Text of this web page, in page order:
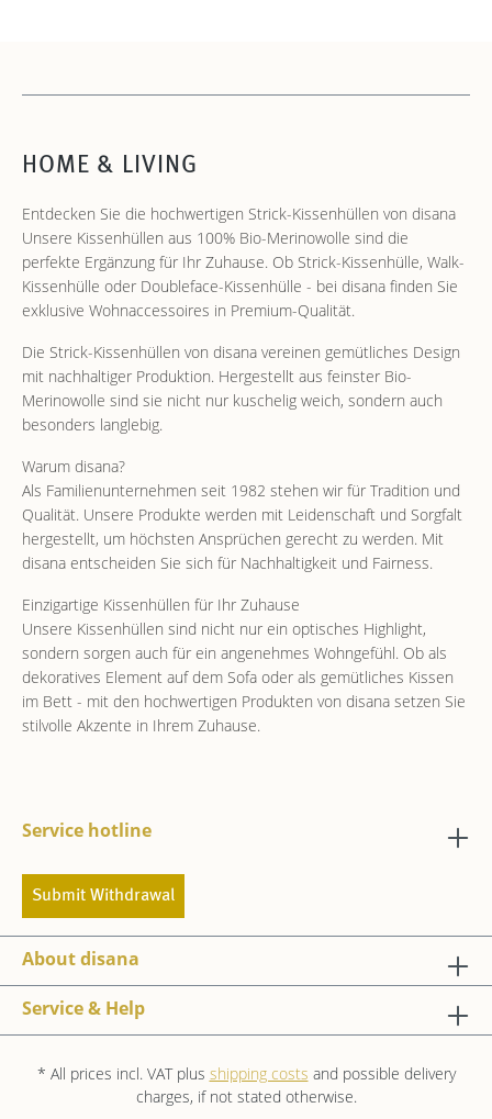
HOME & LIVING
Entdecken Sie die hochwertigen Strick-Kissenhüllen von disana
Unsere Kissenhüllen aus 100% Bio-Merinowolle sind die
perfekte Ergänzung für Ihr Zuhause. Ob Strick-Kissenhülle, Walk-
Kissenhülle oder Doubleface-Kissenhülle - bei disana finden Sie
exklusive Wohnaccessoires in Premium-Qualität.
Die Strick-Kissenhüllen von disana vereinen gemütliches Design
mit nachhaltiger Produktion. Hergestellt aus feinster Bio-
Merinowolle sind sie nicht nur kuschelig weich, sondern auch
besonders langlebig.
Warum disana?
Als Familienunternehmen seit 1982 stehen wir für Tradition und
Qualität. Unsere Produkte werden mit Leidenschaft und Sorgfalt
hergestellt, um höchsten Ansprüchen gerecht zu werden. Mit
disana entscheiden Sie sich für Nachhaltigkeit und Fairness.
Einzigartige Kissenhüllen für Ihr Zuhause
Unsere Kissenhüllen sind nicht nur ein optisches Highlight,
sondern sorgen auch für ein angenehmes Wohngefühl. Ob als
dekoratives Element auf dem Sofa oder als gemütliches Kissen
im Bett - mit den hochwertigen Produkten von disana setzen Sie
stilvolle Akzente in Ihrem Zuhause.
Service hotline
Submit Withdrawal
About disana
Service & Help
* All prices incl. VAT plus shipping costs and possible delivery
charges, if not stated otherwise.